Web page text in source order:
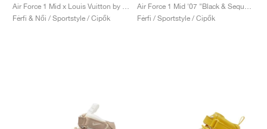
Férfi & Női / Sportstyle / Cipők
Férfi / Sportstyle / Cipők